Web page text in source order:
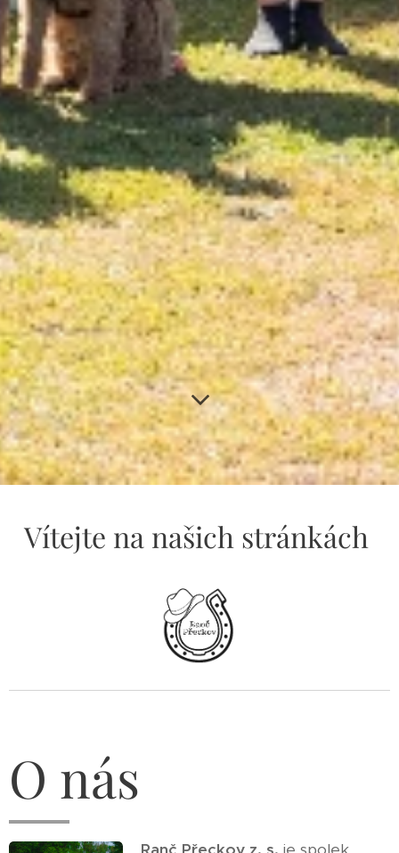
Vítejte na našich stránkách
O nás